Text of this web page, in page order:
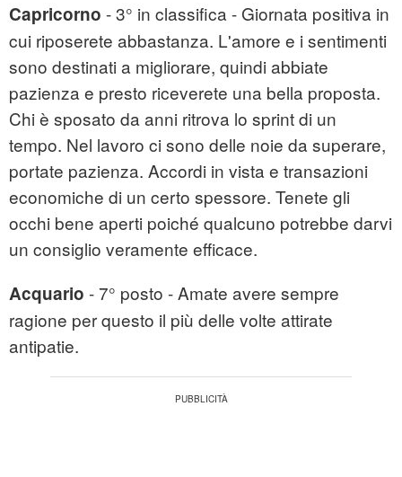
Capricorno - 3° in classifica - Giornata positiva in
cui riposerete abbastanza. L'amore e i sentimenti
sono destinati a migliorare, quindi abbiate
pazienza e presto riceverete una bella proposta.
Chi è sposato da anni ritrova lo sprint di un
tempo. Nel lavoro ci sono delle noie da superare,
portate pazienza. Accordi in vista e transazioni
economiche di un certo spessore. Tenete gli
occhi bene aperti poiché qualcuno potrebbe darvi
un consiglio veramente efficace.
Acquario - 7° posto - Amate avere sempre
ragione per questo il più delle volte attirate
antipatie.